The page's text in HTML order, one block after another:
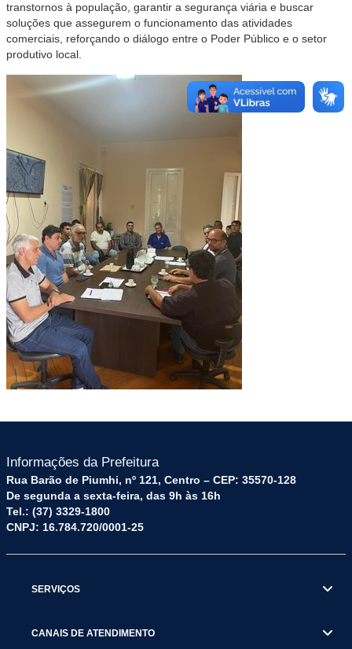
transtornos à população, garantir a segurança viária e buscar
soluções que assegurem o funcionamento das atividades
comerciais, reforçando o diálogo entre o Poder Público e o setor
produtivo local.
Informações da Prefeitura
Rua Barão de Piumhi, nº 121, Centro – CEP: 35570-128
De segunda a sexta-feira, das 9h às 16h
Tel.: (37) 3329-1800
CNPJ: 16.784.720/0001-25
SERVIÇOS
CANAIS DE ATENDIMENTO